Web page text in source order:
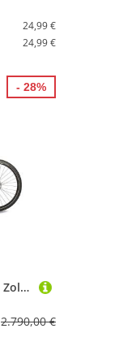
24,99 €
24,99 €
Airtracks E-Bike Cityrad 28 Zoll E-Bike Damen City Fahrrad NOVA SHIMANO STеPS E6100 504Wh 8 x G, 8 Gang, Nabenschaltung, Mittelmotor, 504 Wh, 8 GANG Shimano NEXUS - 45cm 50cm
2.790,00 €
- 28%